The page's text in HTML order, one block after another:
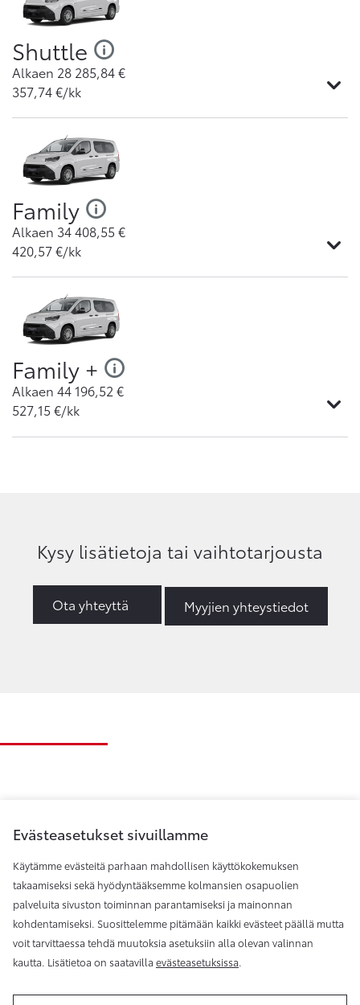
Shuttle
Alkaen 28 285,84€
357,74€/kk
Family
Alkaen 34 408,55 €
420,57€/kk
Family +
Alkaen 44 196,52 €
527,15 €/kk
Kysy lisätietoja tai vaihtotarjousta
Ota yhteyttä Myyjien yhteystiedot
Toyota Helsinki
Evästeasetukset sivuillamme
Käytämme evästeitä parhaan mahdollisen käyttökokemuksen
takaamiseksi sekä hyödyntääksemme kolmansien osapuolien
palveluita sivuston toiminnan parantamiseksi ja mainonnan
kohdentamiseksi. Suosittelemme pitämään kaikki evästeet päällä mutta
voit tarvittaessa tehdä muutoksia asetuksiin alla olevan valinnan
kautta. Lisätietoa on saatavilla evästeasetuksissa.